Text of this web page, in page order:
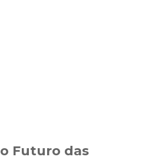
Futuro das